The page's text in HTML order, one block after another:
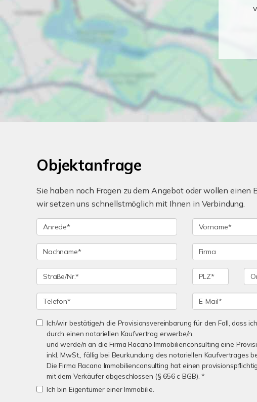
Objektanfrage
Sie haben noch Fragen zu dem Angebot oder wollen
wir setzen uns schnellstmöglich mit Ihnen in Verbindung.
Ich/wir bestätige/n die Provisionsvereinbarung für den Fall, dass
durch einen notariellen Kaufvertrag erwerbe/n,
und werde/n an die Firma Racano Immobilienconsulting eine
inkl. MwSt., fällig bei Beurkundung des notariellen Kaufvertrages
Die Firma Racano Immobilienconsulting hat einen
mit dem Verkäufer abgeschlossen (§ 656 c BGB). *
Ich bin Eigentümer einer Immobilie.